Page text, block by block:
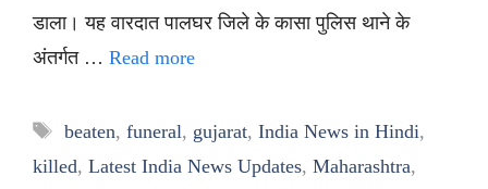
डाला। यह वारदात पालघर जिले के कासा पुलिस थाने के
अंतर्गत … Read more
Tags
beaten, funeral, gujarat, India News in Hindi,
killed, Latest India News Updates, Maharashtra,